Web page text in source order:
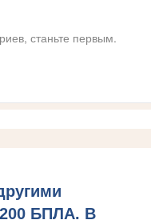
станьте первым.
БПЛА. В